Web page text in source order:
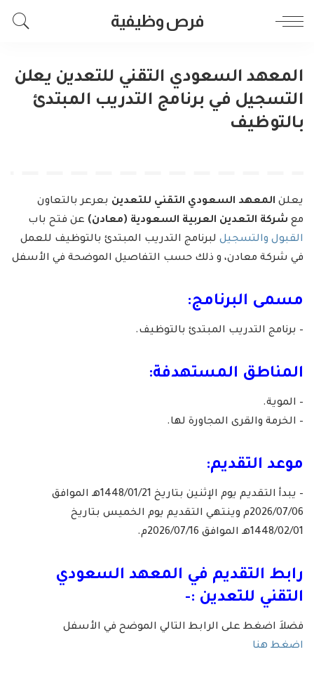
فرص وظيفية
المعهد السعودي التقني للتعدين يعلن
التسجيل في برنامج التدريب المبتدئ
بالتوظيف
يعلن المعهد السعودي التقني للتعدين بعرعر بالتعاون
مع شركة التعدين العربية السعودية (معادن) عن فتح باب
القبول والتسجيل لبرنامج التدريب المبتدئ بالتوظيف للعمل
في شركة معادن، و ذلك حسب التفاصيل الموضحة في الأسفل
مسمى البرنامج:
– برنامج التدريب المبتدئ بالتوظيف.
المناطق المستهدفة:
– الموية.
– الخرمة والقرى المجاورة لها.
موعد التقديم:
– يبدأ التقديم يوم الإثنين بتاريخ 1448/01/21هـ الموافق
2026/07/06م وينتهي التقديم يوم الخميس بتاريخ
1448/02/01هـ الموافق 2026/07/16م.
رابط التقديم في المعهد السعودي
التقني للتعدين :-
فضلاَ اضغط على الرابط التالي الموضح في الأسفل
اضغط هنا